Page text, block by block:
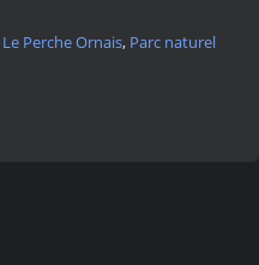
Le Perche Ornais, Parc naturel